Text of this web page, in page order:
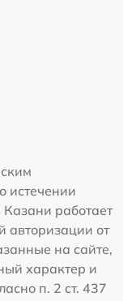
истечении
работает
авторизации от
на сайте,
характер и
п. 2 ст. 437